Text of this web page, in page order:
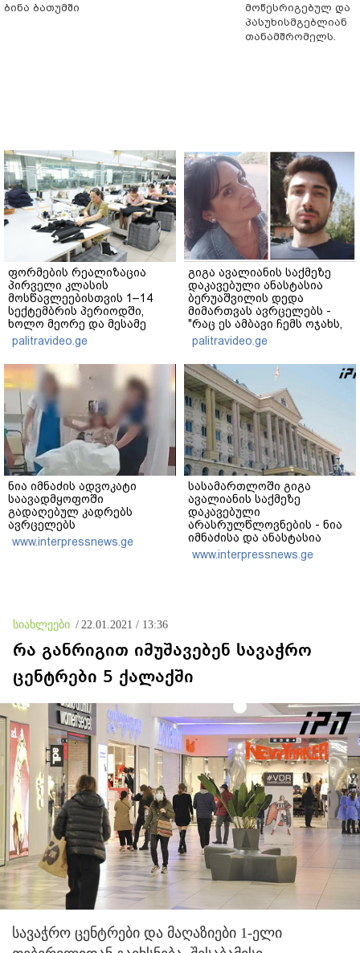
ბინა ბათუმში
მოწესრიგებულ და
პასუხისმგებლიან
თანამშრომელს.
ფორმების რეალიზაცია
პირველი კლასის
მოსწავლეებისთვის 1–14
სექტემბრის პერიოდში,
ხოლო მეორე და მესამე
ეტაპებზე...
palitravideo.ge
გიგა ავალიანის საქმეზე
დაკავებული ანასტასია
ბერუაშვილის დედა
მიმართვას ავრცელებს -
"რაც ეს ამბავი ჩემს ოჯახს,
ჩემს ანასტასიას გადახდა
თავს, მის მერე მე მე არ
ვარ"
palitravideo.ge
ნია იმნაძის ადვოკატი
საავადმყოფოში
გადაღებულ კადრებს
ავრცელებს
www.interpressnews.ge
სასამართლოში გიგა
ავალიანის საქმეზე
დაკავებული
არასრულწლოვნების - ნია
იმნაძისა და ანასტასია
ბერუაშვილის პროცესი
მიმდინარეობს
www.interpressnews.ge
სიახლეები / 22.01.2021 / 13:36
რა განრიგით იმუშავებენ სავაჭრო
ცენტრები 5 ქალაქში
სავაჭრო ცენტრები და მაღაზიები 1-ელი